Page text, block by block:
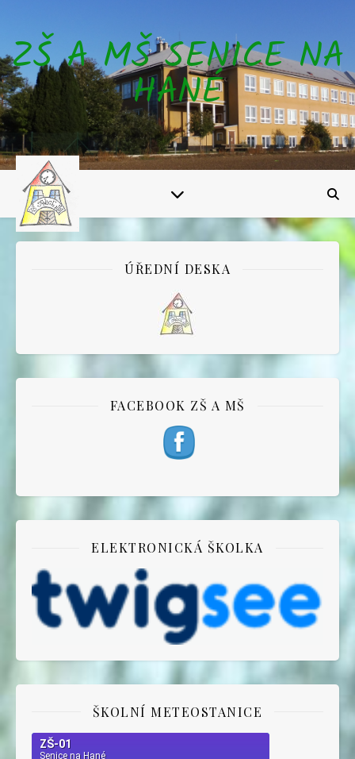
ZŠ A MŠ SENICE NA
HANÉ
ÚŘEDNÍ DESKA
FACEBOOK ZŠ A MŠ
ELEKTRONICKÁ ŠKOLKA
ŠKOLNÍ METEOSTANICE